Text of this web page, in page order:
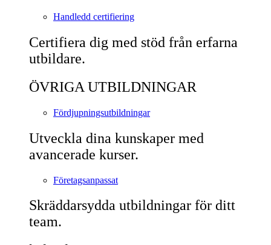
Handledd certifiering
Certifiera dig med stöd från erfarna
utbildare.
ÖVRIGA UTBILDNINGAR
Fördjupningsutbildningar
Utveckla dina kunskaper med
avancerade kurser.
Företagsanpassat
Skräddarsydda utbildningar för ditt
team.